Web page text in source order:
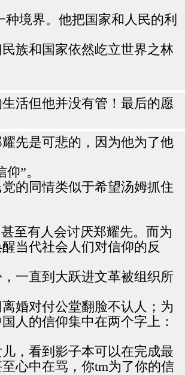
境界。他把国家和人民的利
族和国家依然屹立世界之林
活但他并没有管！最后的愿
先是可悲的，因为他为了他
”。
的同情类似于希望汤姆抓住
至有人会讨厌郑耀先。而为
当代社会人们对信仰的反
一直到大跃进文革被组织所
婚对付公堂翻脸不认人；为
人的信仰集中在两个字上：
，看到影子本可以在完成最
心中在骂，你tm为了你的信